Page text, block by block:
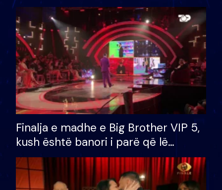
Finalja e madhe e Big Brother VIP 5,
kush është banori i parë që lë
shtëpinë dhe humb mundësinë për
të fituar çmimin e madh